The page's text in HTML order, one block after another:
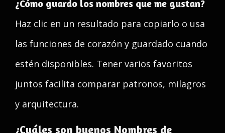
¿Cómo guardo los nombres que me gustan?
Haz clic en un resultado para copiarlo o usa
las funciones de corazón y guardado cuando
estén disponibles. Tener varios favoritos
juntos facilita comparar patronos, milagros
y arquitectura.
¿Cuáles son buenos Nombres de